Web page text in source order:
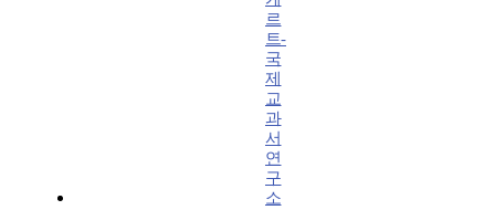
르
트-
국
제
교
과
서
연
구
소